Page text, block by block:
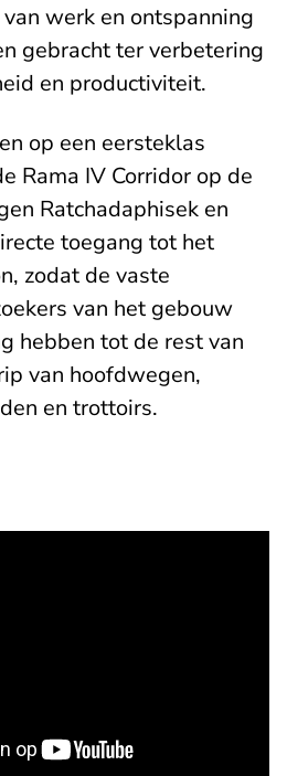
werk en ontspanning
gebracht ter verbetering
en productiviteit.
op een eersteklas
Rama IV Corridor op de
Ratchadaphisek en
toegang tot het
zodat de vaste
van het gebouw
hebben tot de rest van
van hoofdwegen,
en trottoirs.